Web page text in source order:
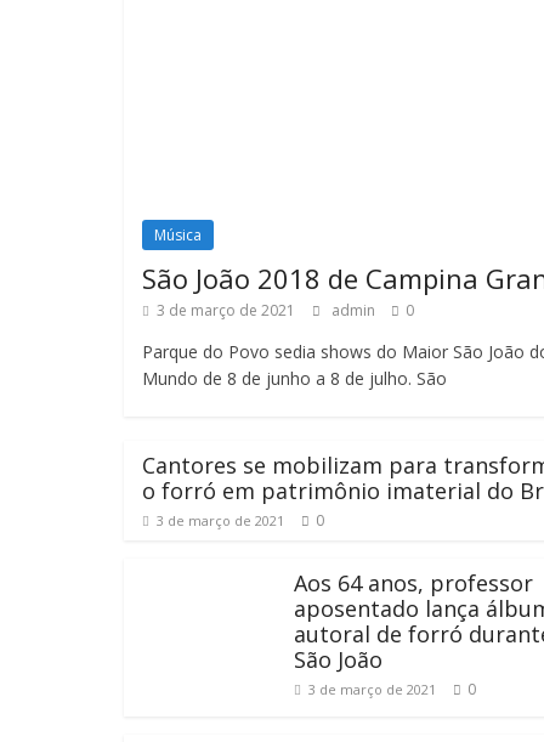
Música
São João 2018 de Campina
3 de março de 2021 admin 0
Parque do Povo sedia shows do Maior São João
Mundo de 8 de junho a 8 de julho. São
Cantores se mobilizam para
o forró em patrimônio imaterial do
3 de março de 2021 0
Aos 64 anos, professor
aposentado lança
autoral de forró
São João
3 de março de 2021 0